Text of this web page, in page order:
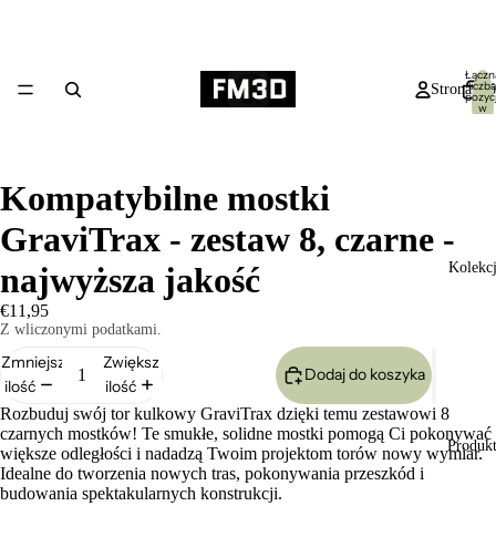
Stronaliczba
w
Kompatybilne mostki
GraviTrax - zestaw 8, czarne -
najwyższa jakość
€11,95
Z wliczonymi podatkami.
Zmniejsz
ilość
Zwiększ
ilość
Dodaj do koszyka
Rozbuduj swój tor kulkowy GraviTrax dzięki temu zestawowi 8
czarnych mostków! Te smukłe, solidne mostki pomogą Ci pokonywać
większe odległości i nadadzą Twoim projektom torów nowy wymiar.
Idealne do tworzenia nowych tras, pokonywania przeszkód i
budowania spektakularnych konstrukcji.